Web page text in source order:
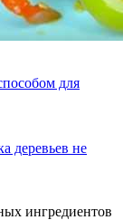
для
деревьев не
ингредиентов